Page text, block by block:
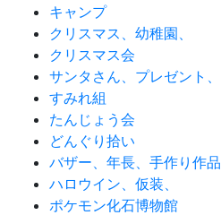
キャンプ
クリスマス、幼稚園、
クリスマス会
サンタさん、プレゼント、
すみれ組
たんじょう会
どんぐり拾い
バザー、年長、手作り作品
ハロウイン、仮装、
ポケモン化石博物館